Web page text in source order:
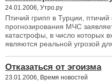
24.01.2006, Утро.ру
Птичий грипп в Турции,
прогнозирования МЧС
катастрофы, в число которых
являются реальной угрозой
Отказаться от эгоизма
23.01.2006, Время новостей